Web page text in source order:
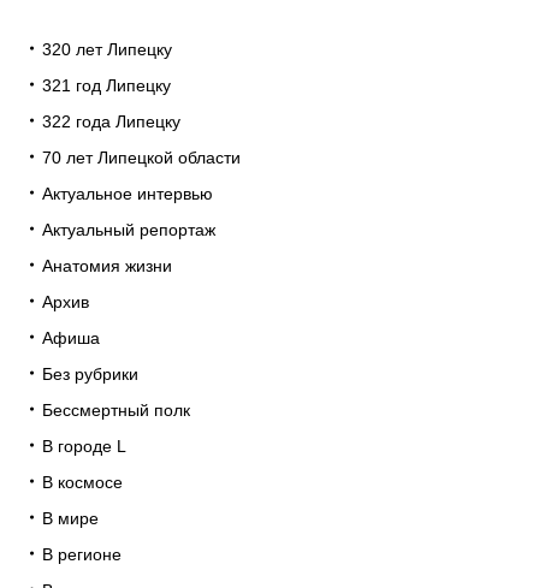
320 лет Липецку
321 год Липецку
322 года Липецку
70 лет Липецкой области
Актуальное интервью
Актуальный репортаж
Анатомия жизни
Архив
Афиша
Без рубрики
Бессмертный полк
В городе L
В космосе
В мире
В регионе